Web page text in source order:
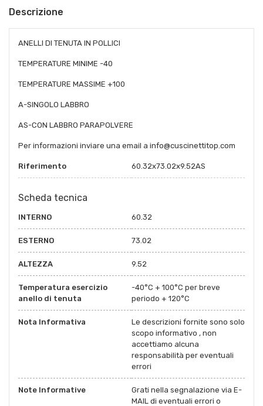
Descrizione
ANELLI DI TENUTA IN POLLICI
TEMPERATURE MINIME -40
TEMPERATURE MASSIME +100
A-SINGOLO LABBRO
AS-CON LABBRO PARAPOLVERE
Per informazioni inviare una email a info@cuscinettitop.com
Riferimento 60.32x73.02x9.52AS
Scheda tecnica
INTERNO 60.32
ESTERNO 73.02
ALTEZZA 9.52
Temperatura esercizio
anello di tenuta
-40°C + 100°C per breve
periodo + 120°C
Nota Informativa
Le descrizioni fornite sono solo
scopo informativo , non
accettiamo alcuna
responsabilità per eventuali
errori
Note Informative
Grati nella segnalazione via E-
MAIL di eventuali errori o